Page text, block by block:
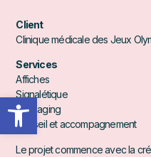
Ouvrir la barre d’outils
Client
Clinique médicale des Jeux
Services
Affiches
Signalétique
Packaging
Conseil et accompagnement
Le projet commence avec la